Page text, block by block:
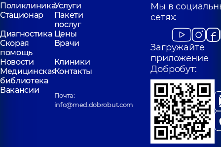
ПоликлиникаУслуги
Стационар
Пакети
послуг
Диагностика Цены
Скорая
помощь
Врачи
Новости
Клиники
Медицинская
библиотека
Контакты
Вакансии
Почта:
info@med.dobrobut.com
Мы в
сетях:
Загружайте
приложение
Добробут: